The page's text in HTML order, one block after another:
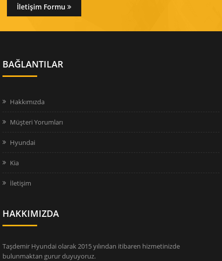
İletişim Formu
BAĞLANTILAR
Hakkımızda
Müşteri Yorumları
Hyundai
Kia
İletişim
HAKKIMIZDA
Taşdemir Hyundai olarak 2015 yılından itibaren hizmetinizde
bulunmaktan gurur duyuyoruz.